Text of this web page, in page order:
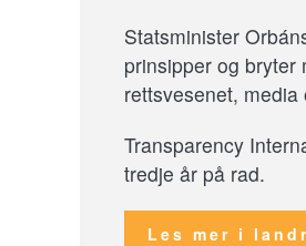
Statsminister
prinsipper og bryter
rettsvesenet, media
Transparency
tredje år på rad.
Les mer i